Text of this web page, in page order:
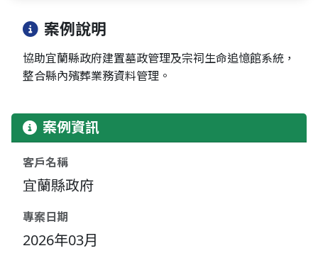
案例說明
協助宜蘭縣政府建置墓政管理及宗祠生命追憶館系統，
整合縣內殯葬業務資料管理。
案例資訊
客戶名稱
宜蘭縣政府
專案日期
2026年03月